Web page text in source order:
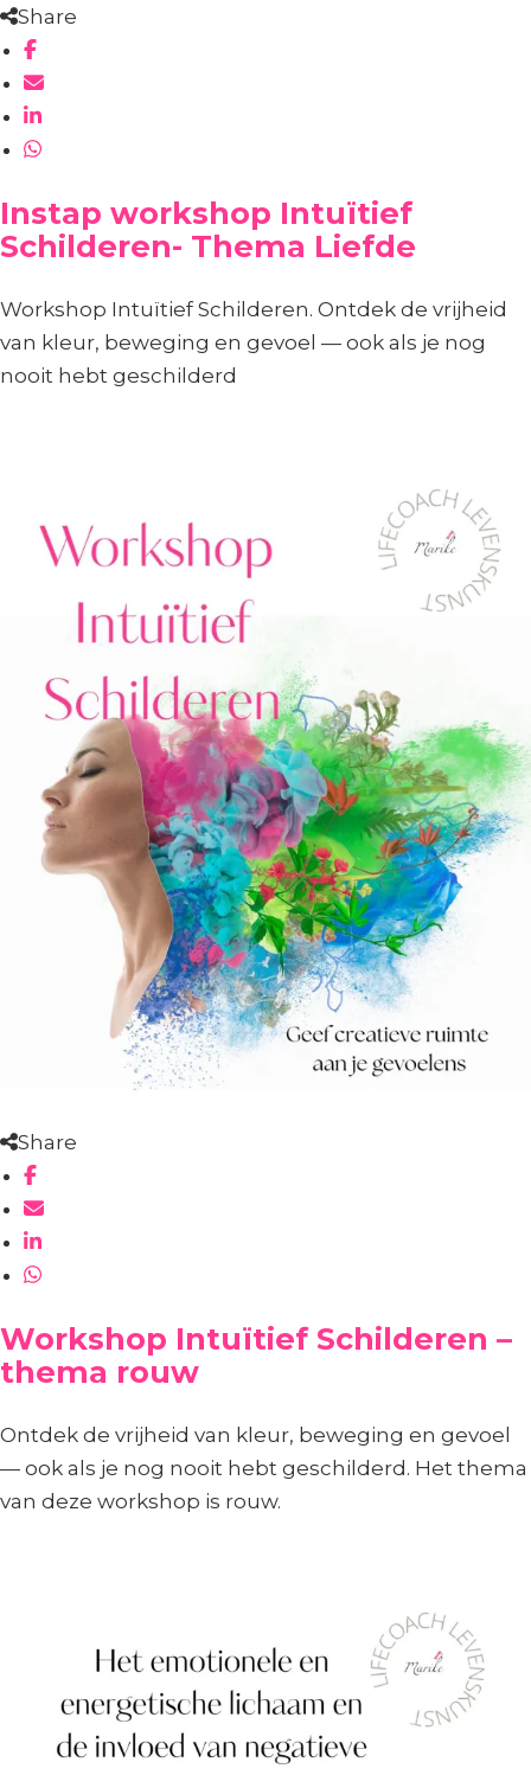
Share
Instap workshop Intuïtief
Schilderen- Thema Liefde
Workshop Intuïtief Schilderen. Ontdek de vrijheid
van kleur, beweging en gevoel — ook als je nog
nooit hebt geschilderd
Share
Workshop Intuïtief Schilderen –
thema rouw
Ontdek de vrijheid van kleur, beweging en gevoel
— ook als je nog nooit hebt geschilderd. Het thema
van deze workshop is rouw.